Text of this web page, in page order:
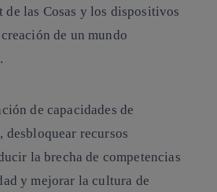
de las Cosas y los dispositivos
de un mundo
de capacidades de
desbloquear recursos
la brecha de competencias
y mejorar la cultura de